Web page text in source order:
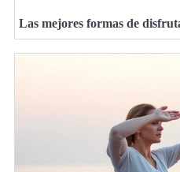
Las mejores formas de